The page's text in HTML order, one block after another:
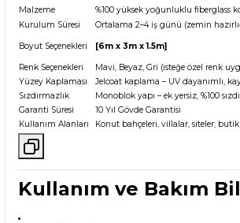
Malzeme
%100 yüksek yoğunluklu fiberglass
Kurulum Süresi
Ortalama 2–4 iş günü (zemin
Boyut Seçenekleri [6m x 3m x 1.5m]
Renk Seçenekleri
Mavi, Beyaz, Gri (isteğe özel renk
Yüzey Kaplaması
Jelcoat kaplama – UV dayanımlı,
Sızdırmazlık
Monoblok yapı – ek yersiz, %100
Garanti Süresi
10 Yıl Gövde Garantisi
Kullanım Alanları
Konut bahçeleri, villalar, siteler,
Kullanım ve Bakım